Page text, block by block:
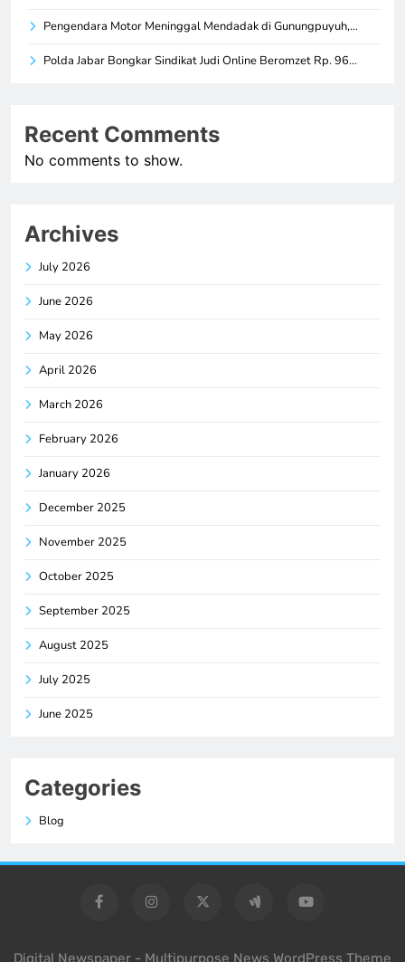
Pengendara Motor Meninggal Mendadak di Gunungpuyuh,…
Polda Jabar Bongkar Sindikat Judi Online Beromzet Rp. 96…
Recent Comments
No comments to show.
Archives
July 2026
June 2026
May 2026
April 2026
March 2026
February 2026
January 2026
December 2025
November 2025
October 2025
September 2025
August 2025
July 2025
June 2025
Categories
Blog
Digital Newspaper - Multipurpose News WordPress Theme